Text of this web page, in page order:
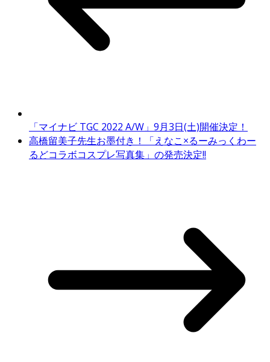
「マイナビ TGC 2022 A/W」9月3日(土)開催決定！
高橋留美子先生お墨付き！「えなこ×るーみっくわー
るどコラボコスプレ写真集」の発売決定!!